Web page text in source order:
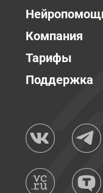
Компания
Тарифы
Поддержка